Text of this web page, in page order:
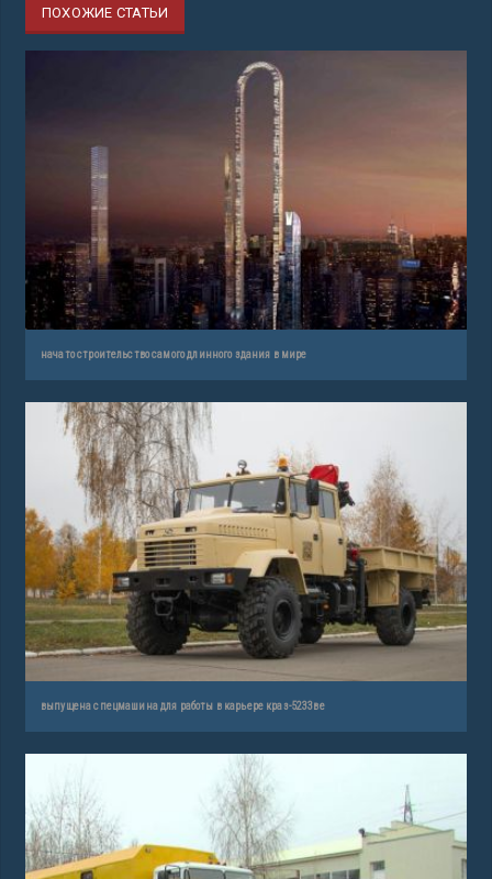
ПОХОЖИЕ СТАТЬИ
начато строительство самого длинного здания в мире
выпущена спецмашина для работы в карьере краз-5233ве